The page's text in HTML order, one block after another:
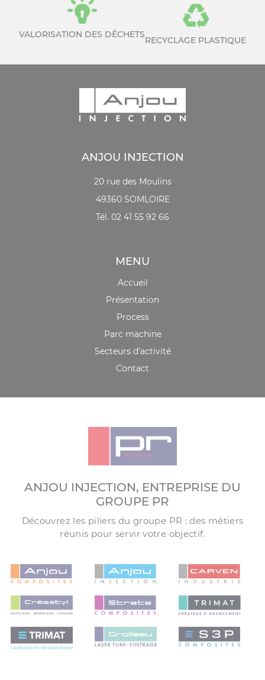
VALORISATION DES DÉCHETS
RECYCLAGE PLASTIQUE
ANJOU INJECTION
20 rue des Moulins
49360 SOMLOIRE
Tél. 02 41 55 92 66
MENU
Accueil
Présentation
Process
Parc machine
Secteurs d’activité
Contact
ANJOU INJECTION, ENTREPRISE DU
GROUPE PR
Découvrez les piliers du groupe PR : des métiers
réunis pour servir votre objectif.